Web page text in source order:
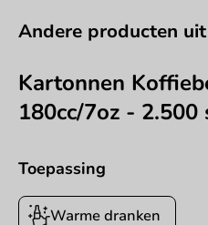
Andere producten
Kartonnen
180cc/7oz - 2.500
Toepassing
Warme dranken